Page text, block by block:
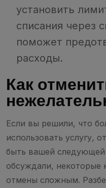
установить
списания через
поможет
расходы.
Как
Если вы решили, что
использовать услугу,
быть вашей
обсуждали, некоторые
отмены сложным.